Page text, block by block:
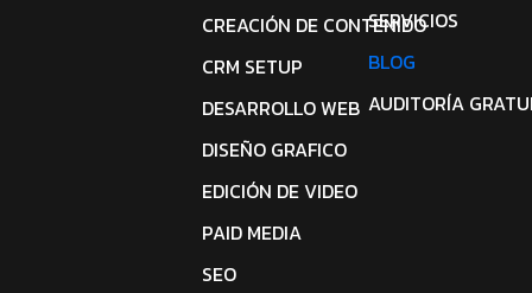
CREACIÓN DE CONTENIDO
CRM SETUP
DESARROLLO WEB
DISEÑO GRAFICO
EDICIÓN DE VIDEO
PAID MEDIA
SEO
SERVICIOS
BLOG
AUDITORÍA